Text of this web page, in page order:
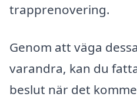
trapprenovering.
Genom att väga
varandra, kan du
beslut när det